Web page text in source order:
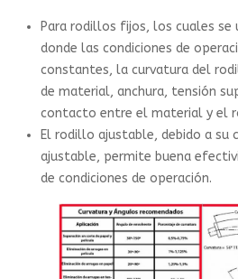
Para rodillos fijos, los cuales se
donde las condiciones de
constantes, la curvatura del
de material, anchura, tensión
contacto entre el material y el
El rodillo ajustable, debido a su
ajustable, permite buena
de condiciones de operación.